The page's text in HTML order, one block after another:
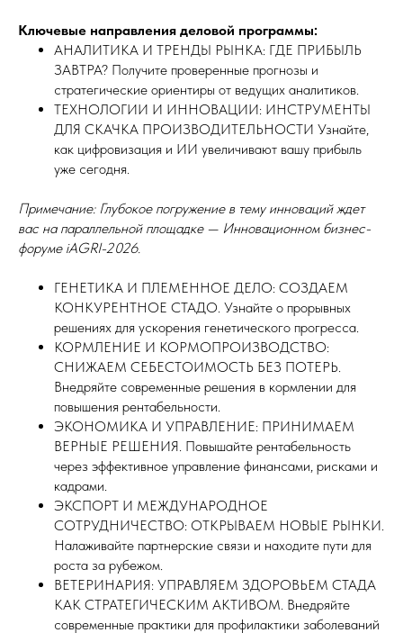
Ключевые направления деловой программы:
АНАЛИТИКА И ТРЕНДЫ РЫНКА: ГДЕ ПРИБЫЛЬ
ЗАВТРА? Получите проверенные прогнозы и
стратегические ориентиры от ведущих аналитиков.
ТЕХНОЛОГИИ И ИННОВАЦИИ: ИНСТРУМЕНТЫ
ДЛЯ СКАЧКА ПРОИЗВОДИТЕЛЬНОСТИ Узнайте,
как цифровизация и ИИ увеличивают вашу прибыль
уже сегодня.
Примечание: Глубокое погружение в тему инноваций ждет
вас на параллельной площадке — Инновационном бизнес-
форуме iAGRI-2026.
ГЕНЕТИКА И ПЛЕМЕННОЕ ДЕЛО: СОЗДАЕМ
КОНКУРЕНТНОЕ СТАДО. Узнайте о прорывных
решениях для ускорения генетического прогресса.
КОРМЛЕНИЕ И КОРМОПРОИЗВОДСТВО:
СНИЖАЕМ СЕБЕСТОИМОСТЬ БЕЗ ПОТЕРЬ.
Внедряйте современные решения в кормлении для
повышения рентабельности.
ЭКОНОМИКА И УПРАВЛЕНИЕ: ПРИНИМАЕМ
ВЕРНЫЕ РЕШЕНИЯ. Повышайте рентабельность
через эффективное управление финансами, рисками и
кадрами.
ЭКСПОРТ И МЕЖДУНАРОДНОЕ
СОТРУДНИЧЕСТВО: ОТКРЫВАЕМ НОВЫЕ РЫНКИ.
Налаживайте партнерские связи и находите пути для
роста за рубежом.
ВЕТЕРИНАРИЯ: УПРАВЛЯЕМ ЗДОРОВЬЕМ СТАДА
КАК СТРАТЕГИЧЕСКИМ АКТИВОМ. Внедряйте
современные практики для профилактики заболеваний